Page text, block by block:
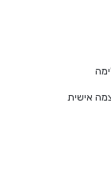
אישית